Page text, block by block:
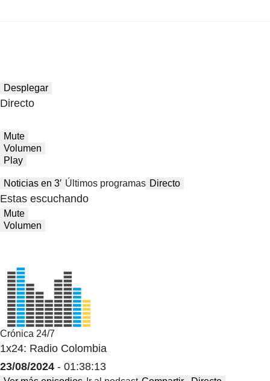
Desplegar
Directo
Mute
Volumen
Play
Noticias en 3′ Últimos programas Directo
Estas escuchando
Mute
Volumen
Crónica 24/7
1x24: Radio Colombia
23/08/2024 - 01:38:13